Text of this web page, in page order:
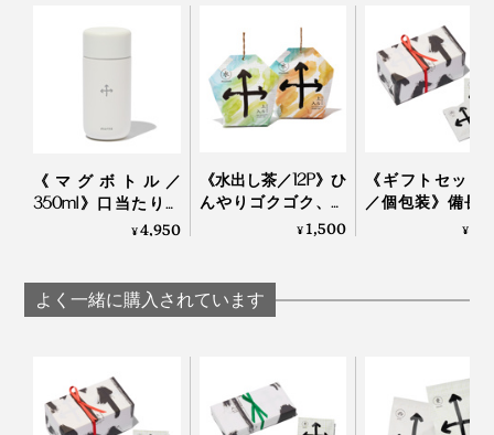
《マグボトル／
350ml》口当たりの
いい飲み口、ひとひ
入ルオリジナルボト
ル
¥4,950
《水出し茶／12P》ひ
んやりゴクゴク、備
長炭でていねいに炙
「水出し緑茶・ほう
じ茶」｜京玄米茶 上
¥1,500
《ギフトセット
／個包装》備長
ていねいに炙っ
¥
よく一緒に購入されています